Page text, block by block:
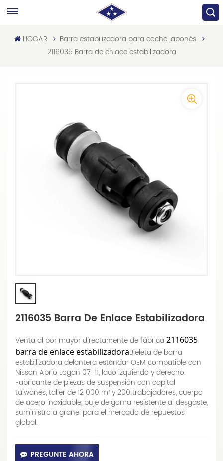
HOGAR
Barra estabilizadora para coche japonés
2116035 Barra de enlace estabilizadora
2116035 Barra De Enlace Estabilizadora
Venta al por mayor directamente de fábrica2116035
barra de enlace estabilizadoraBieleta de barra
estabilizadora delantera estándar OEM compatible con
Nissan Aprio Logan 07-11, lado izquierdo y derecho.
Fabricante de piezas de suspensión con capital
taiwanés, taller de 12 000 m² y 200 trabajadores, cuerpo
de acero inoxidable, buje de goma resistente al desgaste,
suministro a granel para el mercado de repuestos
global.
PREGUNTE AHORA